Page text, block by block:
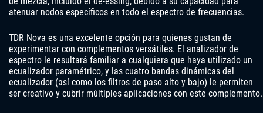
atenuar nodos específicos en todo el espectro de frecuencias.
TDR Nova es una excelente opción para quienes gustan de
experimentar con complementos versátiles. El analizador de
espectro le resultará familiar a cualquiera que haya utilizado un
ecualizador paramétrico, y las cuatro bandas dinámicas del
ecualizador (así como los filtros de paso alto y bajo) le permiten
ser creativo y cubrir múltiples aplicaciones con este complemento.